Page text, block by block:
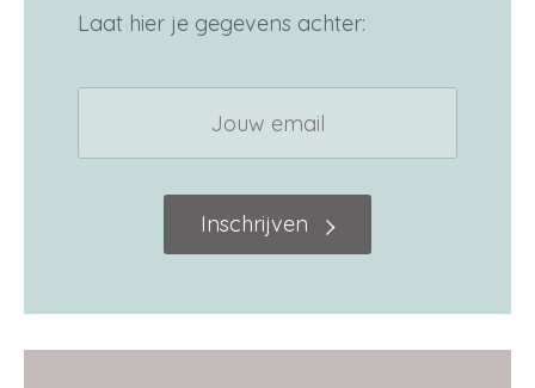
Laat hier je gegevens achter:
Inschrijven